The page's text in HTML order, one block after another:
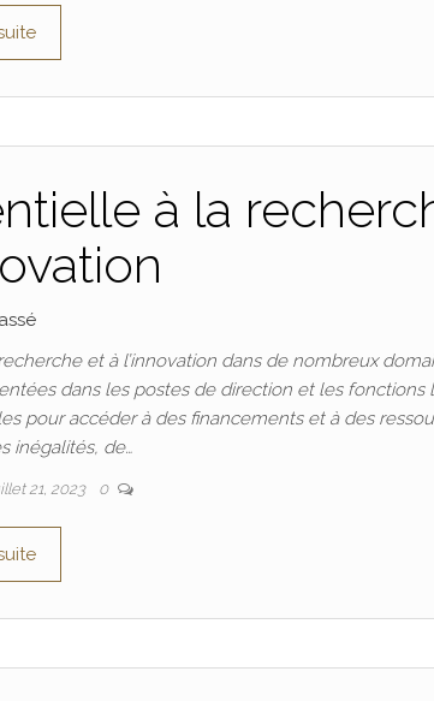
à la
et à l’innovation dans de nombreux
dans les postes de direction et les fonctions
pour accéder à des financements et à des
inégalités, de…
21, 2023 0